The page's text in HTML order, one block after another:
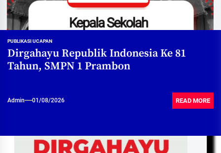
PUBLIKASI UCAPAN
Dirgahayu Republik Indonesia Ke 81
Tahun, SMPN 1 Prambon
Admin 01/08/2026 READ MORE